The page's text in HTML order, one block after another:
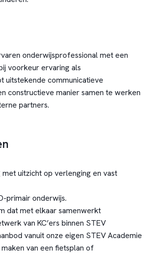
onderwijsprofessional met een
voorkeur ervaring als
uitstekende communicatieve
constructieve manier samen te werken
partners.
uitzicht op verlenging en vast
primair onderwijs.
dat met elkaar samenwerkt
van KC’ers binnen STEV
vanuit onze eigen STEV Academie
van een fietsplan of